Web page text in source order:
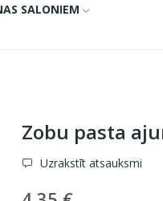
SALONIEM
Zobu pasta
Uzrakstīt atsauksmi